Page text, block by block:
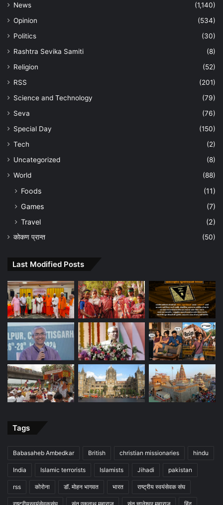
News
(1,140)
Opinion
(534)
Politics
(30)
Rashtra Sevika Samiti
(8)
Religion
(52)
RSS
(201)
Science and Technology
(79)
Seva
(76)
Special Day
(150)
Tech
(2)
Uncategorized
(8)
World
(88)
Foods
(11)
Games
(7)
Travel
(2)
कोकण प्रान्त (50)
Last Modified Posts
Tags
Babasaheb Ambedkar British christian missionaries hindu
India Islamic terrorists Islamists Jihadi pakistan
rss कोरोना डॉ. मोहन भागवत भारत राष्ट्रीय स्वयंसेवक संघ